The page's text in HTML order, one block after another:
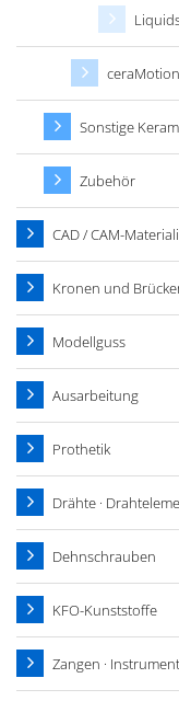
ceraMotion
Sonstige
Zubehör
CAD / CAM-
Kronen und
Modellguss
Ausarbeitung
Prothetik
Drähte ·
Dehnschrauben
KFO-Kunststoffe
Zangen ·